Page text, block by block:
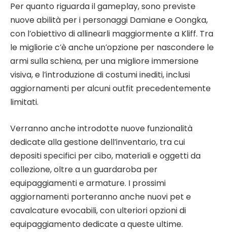
Per quanto riguarda il gameplay, sono previste
nuove abilità per i personaggi Damiane e Oongka,
con l’obiettivo di allinearli maggiormente a Kliff. Tra
le migliorie c’è anche un’opzione per nascondere le
armi sulla schiena, per una migliore immersione
visiva, e l’introduzione di costumi inediti, inclusi
aggiornamenti per alcuni outfit precedentemente
limitati.
Verranno anche introdotte nuove funzionalità
dedicate alla gestione dell’inventario, tra cui
depositi specifici per cibo, materiali e oggetti da
collezione, oltre a un guardaroba per
equipaggiamenti e armature. I prossimi
aggiornamenti porteranno anche nuovi pet e
cavalcature evocabili, con ulteriori opzioni di
equipaggiamento dedicate a queste ultime.